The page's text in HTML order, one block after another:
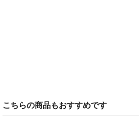
こちらの商品もおすすめです